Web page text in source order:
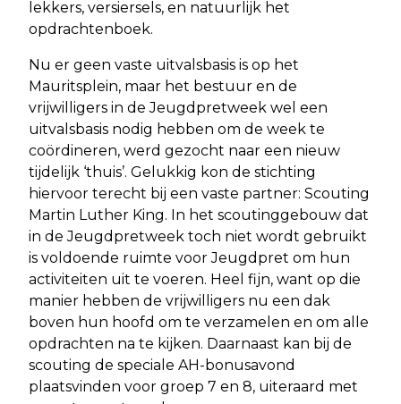
lekkers, versiersels, en natuurlijk het
opdrachtenboek.
Nu er geen vaste uitvalsbasis is op het
Mauritsplein, maar het bestuur en de
vrijwilligers in de Jeugdpretweek wel een
uitvalsbasis nodig hebben om de week te
coördineren, werd gezocht naar een nieuw
tijdelijk ‘thuis’. Gelukkig kon de stichting
hiervoor terecht bij een vaste partner: Scouting
Martin Luther King. In het scoutinggebouw dat
in de Jeugdpretweek toch niet wordt gebruikt
is voldoende ruimte voor Jeugdpret om hun
activiteiten uit te voeren. Heel fijn, want op die
manier hebben de vrijwilligers nu een dak
boven hun hoofd om te verzamelen en om alle
opdrachten na te kijken. Daarnaast kan bij de
scouting de speciale AH-bonusavond
plaatsvinden voor groep 7 en 8, uiteraard met